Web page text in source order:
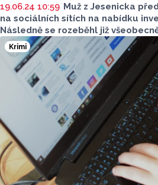
19.06.24 10:59 Muž z Jesenicka
na sociálních sítích na nabídku
Následně se rozeběhl již
internetových podvodníků, kteří
k legalizaci příjmů. Přes svůj účet
900 tisíc korun.
Krimi